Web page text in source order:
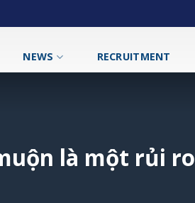
NEWS RECRUITMENT
là một rủi ro